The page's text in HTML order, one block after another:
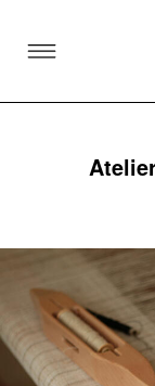
SKIP TO